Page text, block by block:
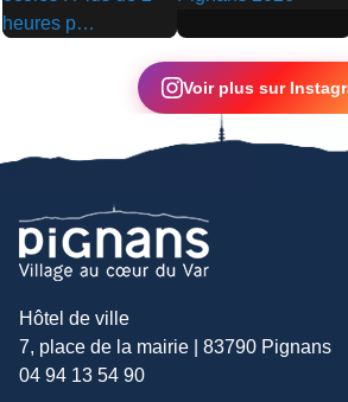
▶
▶
Voir plus sur
Hôtel de ville
7, place de la mairie | 83790 Pignans
04 94 13 54 90